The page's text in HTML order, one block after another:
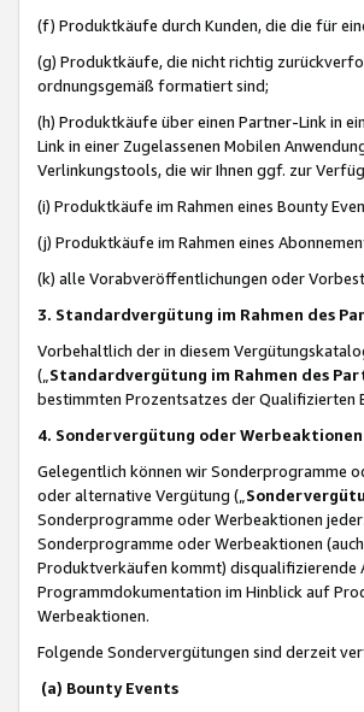
(f) Produktkäufe durch Kunden, die die für
(g) Produktkäufe, die nicht richtig
ordnungsgemäß formatiert sind;
(h) Produktkäufe über einen Partner-Link in
Link in einer Zugelassenen Mobilen
Verlinkungstools, die wir Ihnen ggf. zur
(i) Produktkäufe im Rahmen eines Bounty
(j) Produktkäufe im Rahmen eines
(k) alle Vorabveröffentlichungen oder
3. Standardvergütung im Rahmen des
Vorbehaltlich der in diesem
(„ Standardvergütung im Rahmen des
bestimmten Prozentsatzes der Qualifizierten
4. Sondervergütung oder Werbeaktionen
Gelegentlich können wir Sonderprogramme
oder alternative Vergütung („
Sonderprogramme oder Werbeaktionen
Sonderprogramme oder Werbeaktionen
Produktverkäufen kommt) disqualifizierende
Programmdokumentation im Hinblick auf
Werbeaktionen.
Folgende Sondervergütungen sind derzeit
(a) Bounty Events